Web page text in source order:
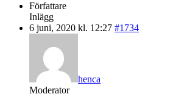
Författare
Inlägg
6 juni, 2020 kl. 12:27 #1734
henca
Moderator